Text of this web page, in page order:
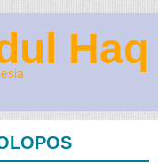
Haq